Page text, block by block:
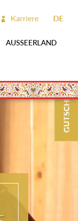
AUSSEERLAND
Karriere DE
GUTSCHEINE